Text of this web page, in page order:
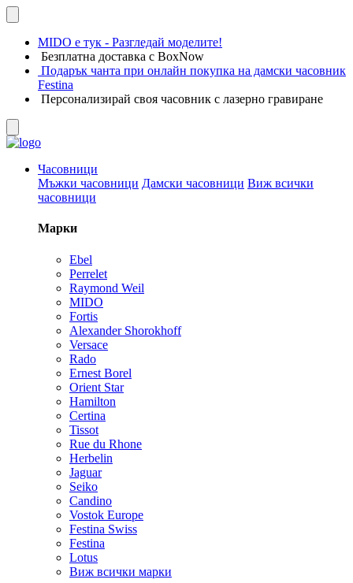
MIDO е тук - Разгледай моделите!
Безплатна доставка с BoxNow
Подарък чанта при онлайн покупка на дамски часовник
Festina
Персонализирай своя часовник с лазерно гравиране
Часовници
Мъжки часовници Дамски часовници Виж всички
часовници
Марки
Ebel
Perrelet
Raymond Weil
MIDO
Fortis
Alexander Shorokhoff
Versace
Rado
Ernest Borel
Orient Star
Hamilton
Certina
Tissot
Rue du Rhone
Herbelin
Jaguar
Seiko
Candino
Vostok Europe
Festina Swiss
Festina
Lotus
Виж всички марки